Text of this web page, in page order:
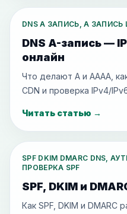
DNS A ЗАПИСЬ, A ЗАПИСЬ
DNS A-запись —
онлайн
Что делают A и AAAA,
CDN и проверка IPv4/
Читать статью →
SPF DKIM DMARC DNS,
ПРОВЕРКА SPF
SPF, DKIM и
Как SPF, DKIM и